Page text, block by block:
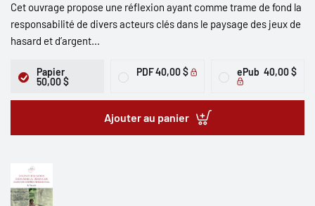
Cet ouvrage propose une réflexion ayant comme trame de fond la
responsabilité de divers acteurs clés dans le paysage des jeux de
hasard et d’argent...
Papier
50,00 $
PDF40,00 $ ePub 40,00 $
Ajouter au panier